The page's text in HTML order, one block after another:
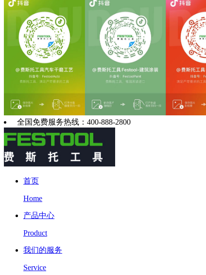
全国免费服务热线：400-888-2800
首页
Home
产品中心
Product
我们的服务
Service